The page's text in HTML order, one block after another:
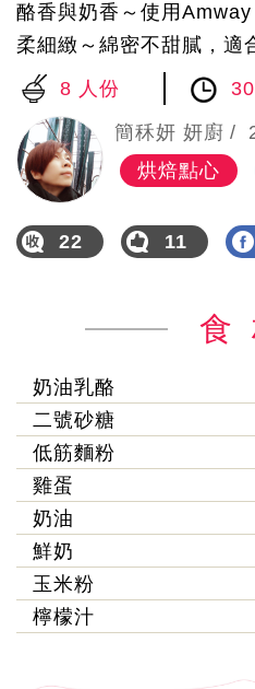
酪香與奶香～使用
柔細緻～綿密不甜膩，適
8 人份
簡秝妍 妍廚
烘焙點心
22 11
食
奶油乳酪
二號砂糖
低筋麵粉
雞蛋
奶油
鮮奶
玉米粉
檸檬汁